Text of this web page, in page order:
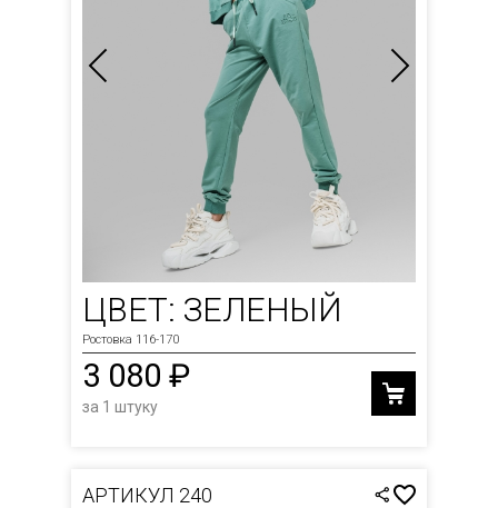
ЦВЕТ: ЗЕЛЕНЫЙ
Ростовка 116-170
3 080 ₽
за 1 штуку
АРТИКУЛ 240